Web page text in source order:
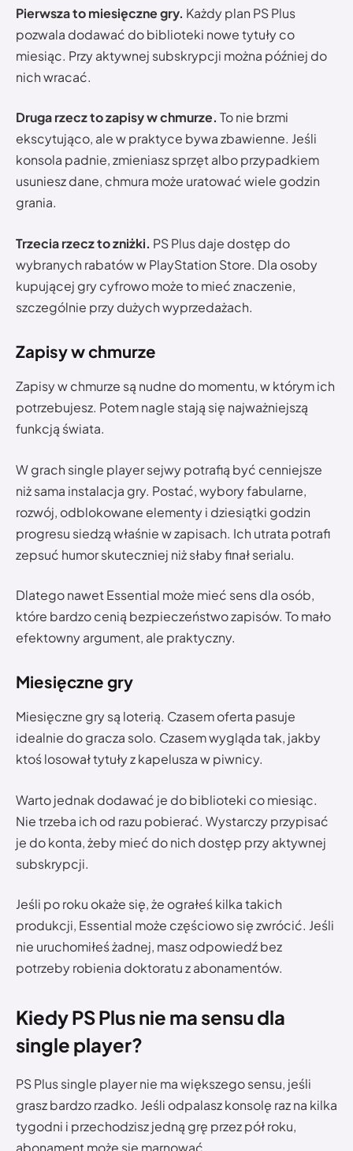
Pierwsza to miesięczne gry. Każdy plan PS Plus
pozwala dodawać do biblioteki nowe tytuły co
miesiąc. Przy aktywnej subskrypcji można później do
nich wracać.
Druga rzecz to zapisy w chmurze. To nie brzmi
ekscytująco, ale w praktyce bywa zbawienne. Jeśli
konsola padnie, zmieniasz sprzęt albo przypadkiem
usuniesz dane, chmura może uratować wiele godzin
grania.
Trzecia rzecz to zniżki. PS Plus daje dostęp do
wybranych rabatów w PlayStation Store. Dla osoby
kupującej gry cyfrowo może to mieć znaczenie,
szczególnie przy dużych wyprzedażach.
Zapisy w chmurze
Zapisy w chmurze są nudne do momentu, w którym ich
potrzebujesz. Potem nagle stają się najważniejszą
funkcją świata.
W grach single player sejwy potrafią być cenniejsze
niż sama instalacja gry. Postać, wybory fabularne,
rozwój, odblokowane elementy i dziesiątki godzin
progresu siedzą właśnie w zapisach. Ich utrata potrafi
zepsuć humor skuteczniej niż słaby finał serialu.
Dlatego nawet Essential może mieć sens dla osób,
które bardzo cenią bezpieczeństwo zapisów. To mało
efektowny argument, ale praktyczny.
Miesięczne gry
Miesięczne gry są loterią. Czasem oferta pasuje
idealnie do gracza solo. Czasem wygląda tak, jakby
ktoś losował tytuły z kapelusza w piwnicy.
Warto jednak dodawać je do biblioteki co miesiąc.
Nie trzeba ich od razu pobierać. Wystarczy przypisać
je do konta, żeby mieć do nich dostęp przy aktywnej
subskrypcji.
Jeśli po roku okaże się, że ograłeś kilka takich
produkcji, Essential może częściowo się zwrócić. Jeśli
nie uruchomiłeś żadnej, masz odpowiedź bez
potrzeby robienia doktoratu z abonamentów.
Kiedy PS Plus nie ma sensu dla
single player?
PS Plus single player nie ma większego sensu, jeśli
grasz bardzo rzadko. Jeśli odpalasz konsolę raz na kilka
tygodni i przechodzisz jedną grę przez pół roku,